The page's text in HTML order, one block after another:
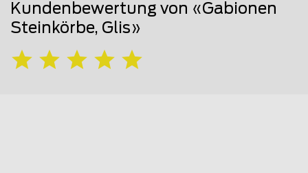
Kundenbewertung von «Gabionen
Steinkörbe, Glis»